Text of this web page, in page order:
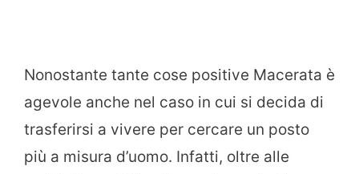
Nonostante tante cose positive Macerata è
agevole anche nel caso in cui si decida di
trasferirsi a vivere per cercare un posto
più a misura d’uomo. Infatti, oltre alle